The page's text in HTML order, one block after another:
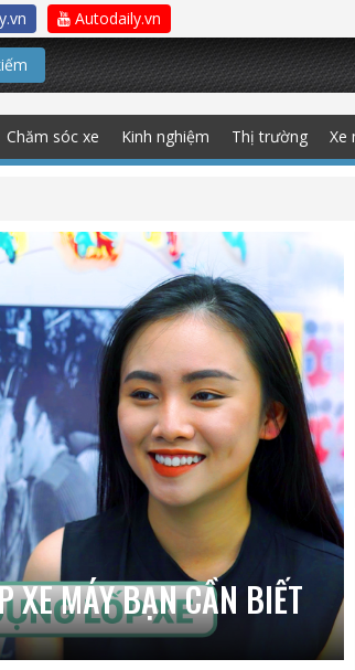
Autodaily.vn
Chăm sóc xe Kinh nghiệm Thị trường Xe
XE MÁY BẠN CẦN BIẾT